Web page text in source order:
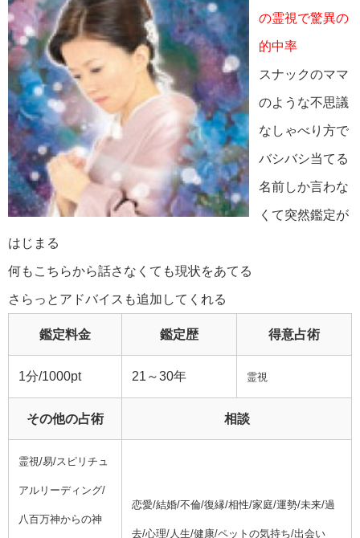
の霊視で驚異の
的中率
スナックのママ
のような不思議
なしゃべり方で
バシバシ当てる
名前しか言わな
くて突然鑑定が
はじまる
何もこちらから話さなくても現状をあてる
さらっとアドバイスも追加してくれる
鑑定料金 鑑定歴 得意占術
1分/1000pt 21～30年 霊視
その他の占術 相談
霊視/易/スピリチュ
アルリーディング/
八百万神からの神
恋愛/結婚/不倫/復縁/相性/家庭/運勢/未来/過
去/心理/人生/健康/ペットの気持ち/出会い